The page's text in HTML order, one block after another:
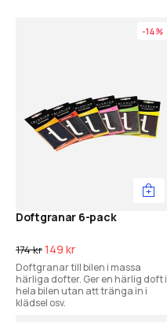
Doftgranar 6-pack
174 kr149 kr
Doftgranar till bilen i massa
härliga dofter. Ger en härlig doft i
hela bilen utan att tränga in i
klädsel osv.
-14%